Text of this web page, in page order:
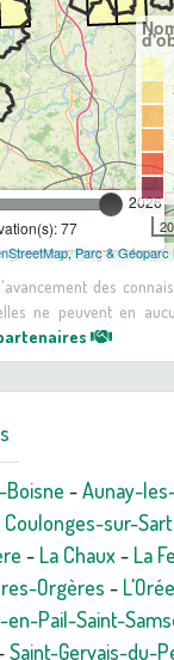
2026
77
,Parc & Géoparc
des
ne peuvent en
-Aunay-
Coulonges-sur-
- La Chaux - La
Orgères -
en-Pail-Saint-
Saint-Gervais-du-